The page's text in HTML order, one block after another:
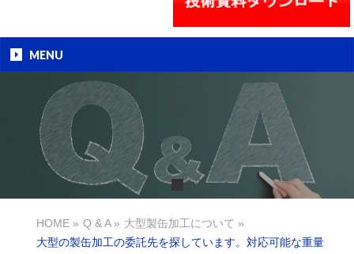
MENU
HOME » Q & A» 大型製缶加工について »
大型の製缶加工の委託先を探しています。対応可能な重量